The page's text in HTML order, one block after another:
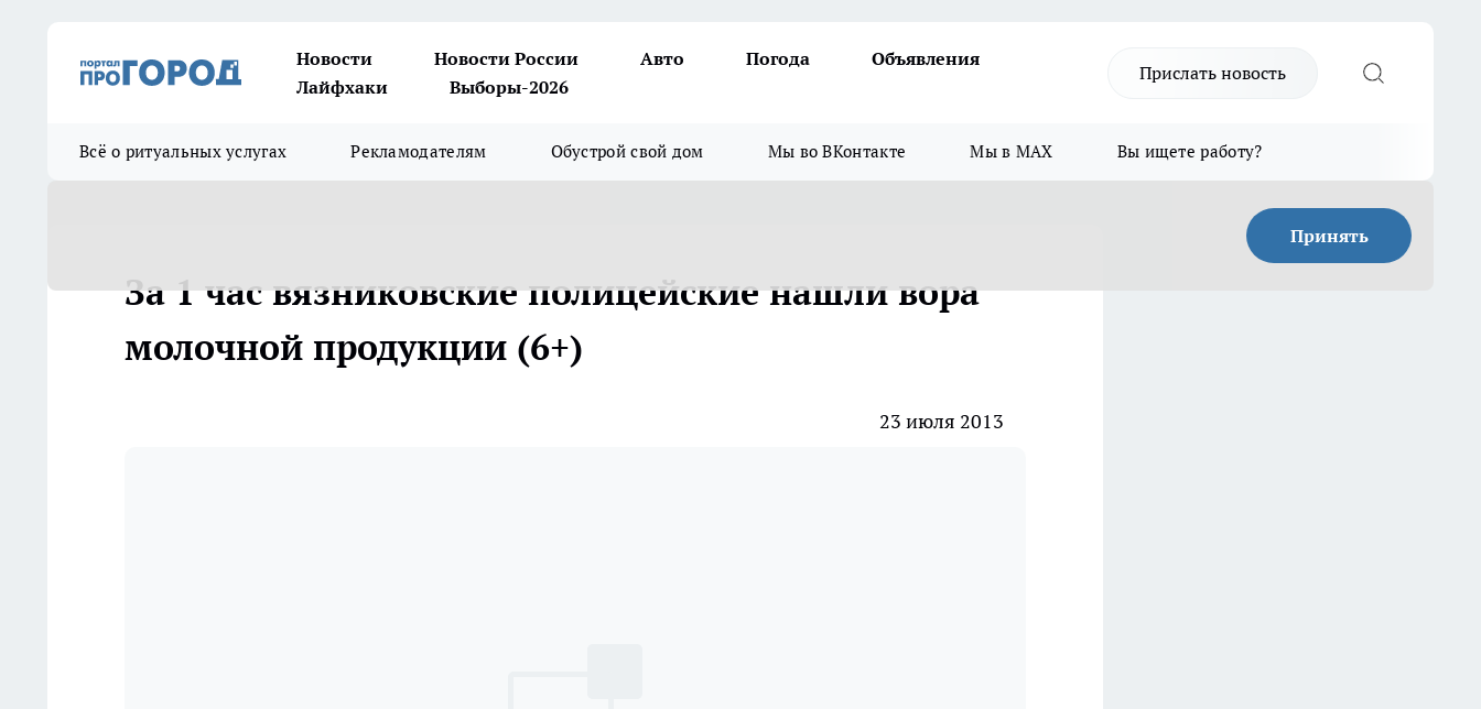
Новости Новости России Авто Погода
Объявления
Лайфхаки
Выборы-2026
Прислать новость
Всё о ритуальных услугах Рекламодателям Обустрой свой дом Мы во ВКонтакте Мы в MAX Вы ищете работу?
Принять
За 1 час вязниковские полицейские нашли вора
молочной продукции (6+)
23 июля 2013